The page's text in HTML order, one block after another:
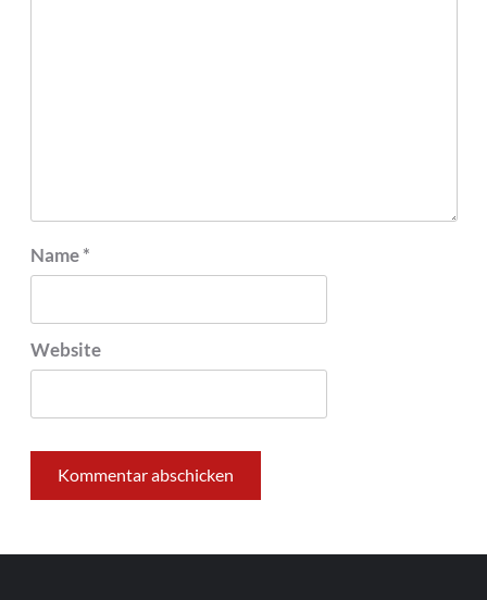
Name*
Website